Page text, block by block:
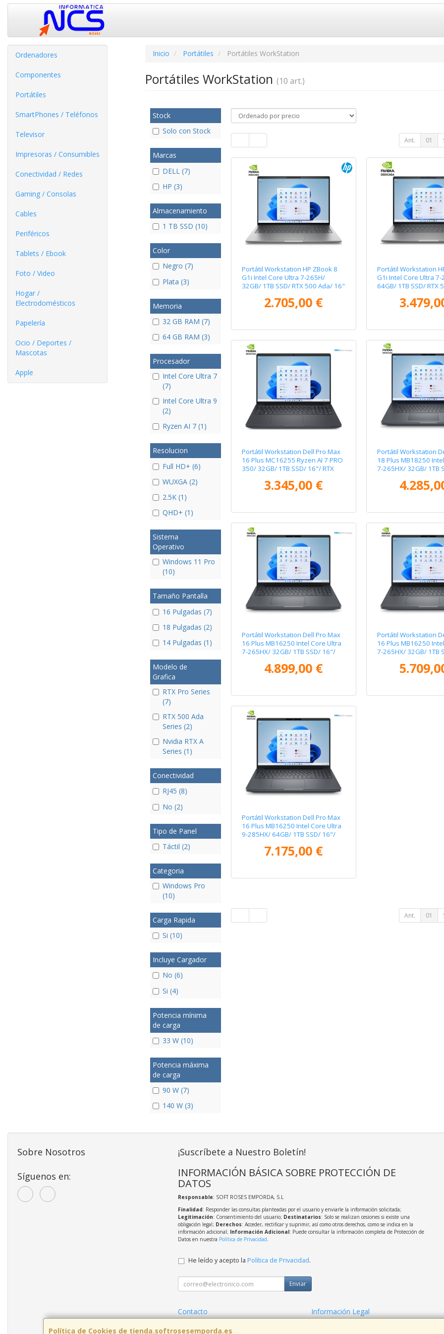
Ordenadores
Componentes
Portátiles
SmartPhones / Teléfonos
Televisor
Impresoras / Consumibles
Conectividad / Redes
Gaming / Consolas
Cables
Periféricos
Tablets / Ebook
Foto / Video
Hogar /
Electrodomésticos
Papelería
Ocio / Deportes /
Mascotas
Apple
Inicio Portátiles Portátiles WorkStation
Portátiles WorkStation (10 art.)
Stock
Solo con Stock
Marcas
DELL (7)
HP (3)
Almacenamiento
1 TB SSD (10)
Color
Negro (7)
Plata (3)
Memoria
32 GB RAM (7)
64 GB RAM (3)
Procesador
Intel Core Ultra 7
(7)
Intel Core Ultra 9
(2)
Ryzen AI 7 (1)
Resolucion
Full HD+ (6)
WUXGA (2)
2.5K (1)
QHD+ (1)
Sistema
Operativo
Windows 11 Pro
(10)
Tamaño Pantalla
16 Pulgadas (7)
18 Pulgadas (2)
14 Pulgadas (1)
Modelo de
Grafica
RTX Pro Series
(7)
RTX 500 Ada
Series (2)
Nvidia RTX A
Series (1)
Conectividad
RJ45 (8)
No (2)
Tipo de Panel
Táctil (2)
Categoria
Windows Pro
(10)
Carga Rapida
Si (10)
Incluye Cargador
No (6)
Si (4)
Potencia mínima
de carga
33 W (10)
Potencia máxima
de carga
90 W (7)
140 W (3)
Ant. 01
Portátil Workstation HP ZBook 8
G1i Intel Core Ultra 7-265H/
32GB/ 1TB SSD/ RTX 500 Ada/ 16"
2.705,00 €
Portátil Workstation
G1i Intel Core Ultra
64GB/ 1TB SSD/ RTX
Portátil Workstation Dell Pro Max
16 Plus MC16255 Ryzen AI 7 PRO
350/ 32GB/ 1TB SSD/ 16"/ RTX
3.345,00 €
Portátil Workstation
18 Plus MB18250
7-265HX/ 32GB/ 1TB
Portátil Workstation Dell Pro Max
16 Plus MB16250 Intel Core Ultra
7-265HX/ 32GB/ 1TB SSD/ 16"/
4.899,00 €
Portátil Workstation
16 Plus MB16250
7-265HX/ 32GB/ 1TB
Portátil Workstation Dell Pro Max
16 Plus MB16250 Intel Core Ultra
9-285HX/ 64GB/ 1TB SSD/ 16"/
7.175,00 €
Ant. 01
Política de Cookies de tienda.softrosesemporda.es
Sobre Nosotros
Síguenos en:
¡Suscríbete a Nuestro Boletín!
INFORMACIÓN BÁSICA SOBRE PROTECCIÓN DE
DATOS
Responsable: SOFT ROSES EMPORDA, S.L
Finalidad: Responder las consultas planteadas por el usuario y enviarle la información solicitada;
Legitimación: Consentimiento del usuario; Destinatarios: Solo se realizan cesiones si existe una
obligación legal; Derechos: Acceder, rectificar y suprimir, así como otros derechos, como se indica en la
información adicional; Información Adicional: Puede consultar la información completa de Protección de
Datos en nuestra Política de Privacidad.
He leído y acepto la Política de Privacidad.
Enviar
Contacto
Información Legal